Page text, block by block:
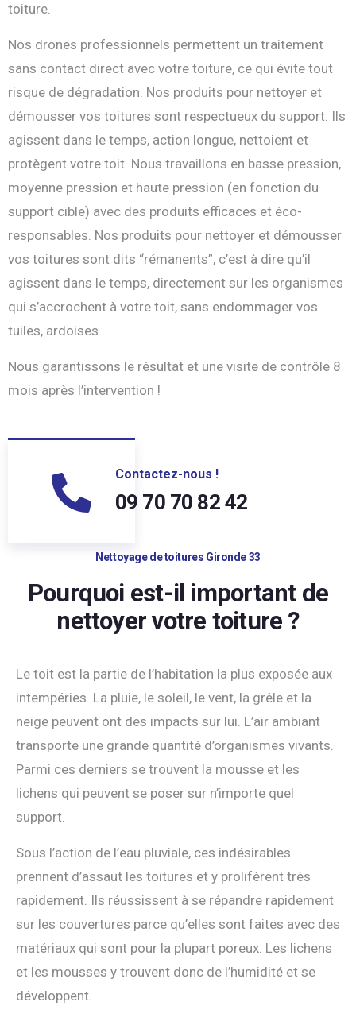
toiture.
Nos drones professionnels permettent un traitement
sans contact direct avec votre toiture, ce qui évite tout
risque de dégradation. Nos produits pour nettoyer et
démousser vos toitures sont respectueux du support. Ils
agissent dans le temps, action longue, nettoient et
protègent votre toit. Nous travaillons en basse pression,
moyenne pression et haute pression (en fonction du
support cible) avec des produits efficaces et éco-
responsables. Nos produits pour nettoyer et démousser
vos toitures sont dits “rémanents”, c’est à dire qu’il
agissent dans le temps, directement sur les organismes
qui s’accrochent à votre toit, sans endommager vos
tuiles, ardoises…
Nous garantissons le résultat et une visite de contrôle 8
mois après l’intervention !
Contactez-nous !
09 70 70 82 42
Nettoyage de toitures Gironde 33
Pourquoi est-il important de
nettoyer votre toiture ?
Le toit est la partie de l’habitation la plus exposée aux
intempéries. La pluie, le soleil, le vent, la grêle et la
neige peuvent ont des impacts sur lui. L’air ambiant
transporte une grande quantité d’organismes vivants.
Parmi ces derniers se trouvent la mousse et les
lichens qui peuvent se poser sur n’importe quel
support.
Sous l’action de l’eau pluviale, ces indésirables
prennent d’assaut les toitures et y prolifèrent très
rapidement. Ils réussissent à se répandre rapidement
sur les couvertures parce qu’elles sont faites avec des
matériaux qui sont pour la plupart poreux. Les lichens
et les mousses y trouvent donc de l’humidité et se
développent.